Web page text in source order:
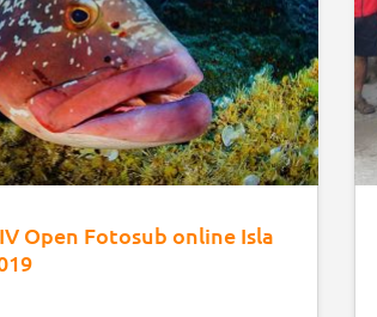
Open Fotosub online Isla